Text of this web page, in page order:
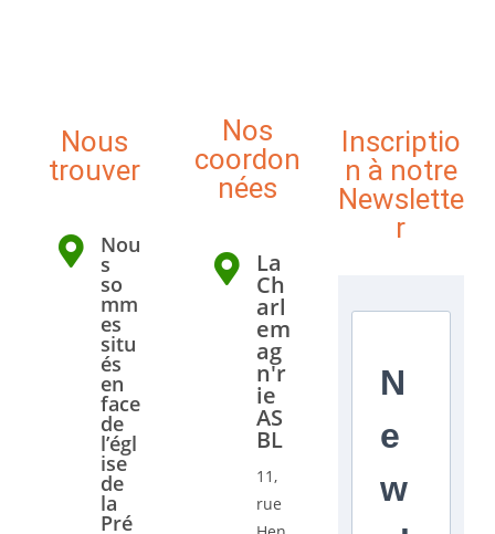
Nous
trouver
Nou
s
so
mm
es
situ
és
en
face
de
l’égl
ise
de
la
Pré
Nos
coordon
nées
La
Ch
arl
em
ag
n'r
ie
AS
BL
11,
rue
Inscriptio
n à notre
Newslette
r
N
e
w